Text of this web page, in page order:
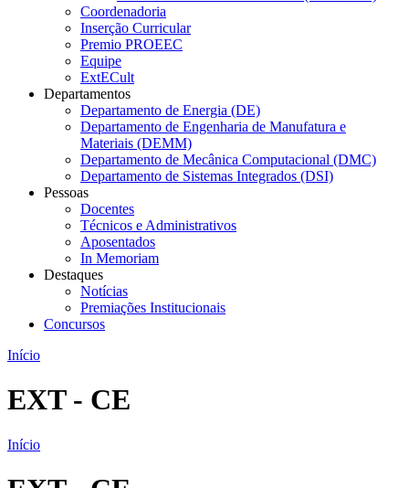
Coordenadoria
Inserção Curricular
Premio PROEEC
Equipe
ExtECult
Departamentos
Departamento de Energia (DE)
Departamento de Engenharia de Manufatura e
Materiais (DEMM)
Departamento de Mecânica Computacional (DMC)
Departamento de Sistemas Integrados (DSI)
Pessoas
Docentes
Técnicos e Administrativos
Aposentados
In Memoriam
Destaques
Notícias
Premiações Institucionais
Concursos
Início
EXT - CE
Início